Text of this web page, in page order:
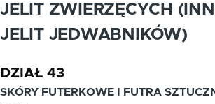
JELIT ZWIERZĘCYCH
JELIT JEDWABNIKÓW)
DZIAŁ 43
SKÓRY FUTERKOWE I FUTRA